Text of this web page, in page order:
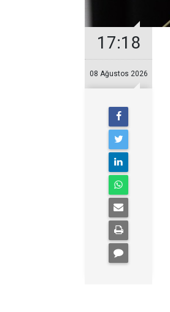
17:18
08 Ağustos 2026